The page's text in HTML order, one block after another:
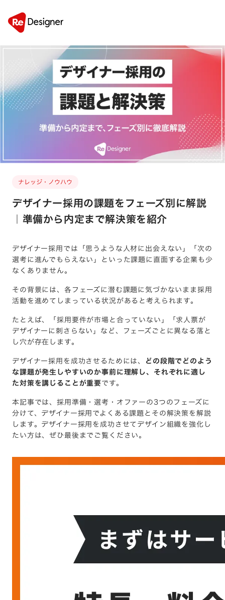
ナレッジ・ノウハウ
デザイナー採用の課題をフェーズ別に解説
｜準備から内定まで解決策を紹介
デザイナー採用では「思うような人材に出会えない」「次の
選考に進んでもらえない」といった課題に直面する企業も少
なくありません。
その背景には、各フェーズに潜む課題に気づかないまま採用
活動を進めてしまっている状況があると考えられます。
たとえば、「採用要件が市場と合っていない」「求人票が
デザイナーに刺さらない」など、フェーズごとに異なる落と
し穴が存在します。
デザイナー採用を成功させるためには、 どの段階でどのよう
な課題が発生しやすいのか事前に理解し、それぞれに適し
た対策を講じることが重要です。
本記事では、採用準備・選考・オファーの3つのフェーズに
分けて、デザイナー採用でよくある課題とその解決策を解説
します。デザイナー採用を成功させてデザイン組織を強化し
たい方は、ぜひ最後までご覧ください。